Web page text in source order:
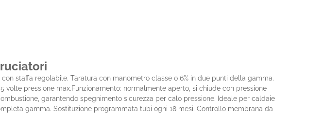
staffa regolabile. Taratura con manometro classe 0,6% in due punti della gamma.
pressione max.Funzionamento: normalmente aperto, si chiude con pressione
garantendo spegnimento sicurezza per calo pressione. Ideale per caldaie
gamma. Sostituzione programmata tubi ogni 18 mesi. Controllo membrana da